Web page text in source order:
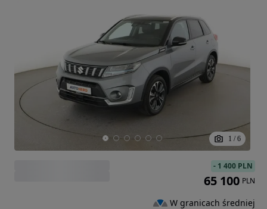
1 / 6
- 1 400 PLN
65 100 PLN
W granicach średniej